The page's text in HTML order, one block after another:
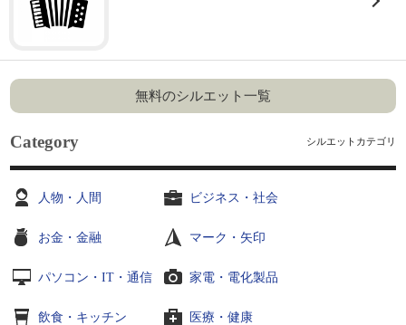
無料のシルエット一覧
Category シルエットカテゴリ
人物・人間 ビジネス・社会
お金・金融 マーク・矢印
パソコン・IT・通信 家電・電化製品
飲食・キッチン 医療・健康